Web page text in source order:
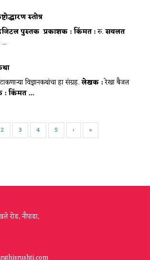
स्तोत्र
पुस्तक प्रकाशक :किंमत :रु.सवलत
...
विज्ञानकथांचा हा संग्रह.लेखक :रेखा बैजल
:किंमत ...
2 3 4 5 › »
रोड, नौपाडा,